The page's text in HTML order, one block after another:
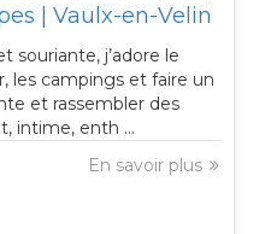
| Vaulx-en-Velin
souriante, j’adore le
les campings et faire un
et rassembler des
intime, enth ...
En savoir plus